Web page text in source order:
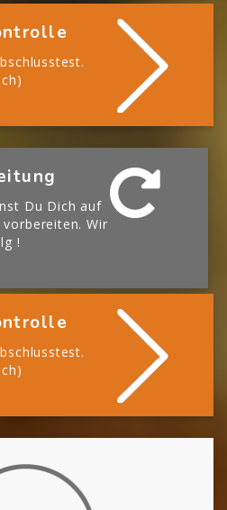
Du Dich auf
vorbereiten. Wir
!